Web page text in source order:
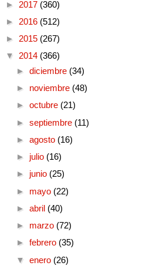
► 2017 (360)
► 2016 (512)
► 2015 (267)
▼ 2014 (366)
► diciembre (34)
► noviembre (48)
► octubre (21)
► septiembre (11)
► agosto (16)
► julio (16)
► junio (25)
► mayo (22)
► abril (40)
► marzo (72)
► febrero (35)
▼ enero (26)